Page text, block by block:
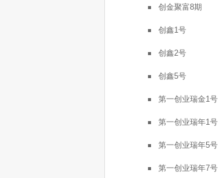
创金聚富8期
创鑫1号
创鑫2号
创鑫5号
第一创业瑞金1号
第一创业瑞年1号
第一创业瑞年5号
第一创业瑞年7号